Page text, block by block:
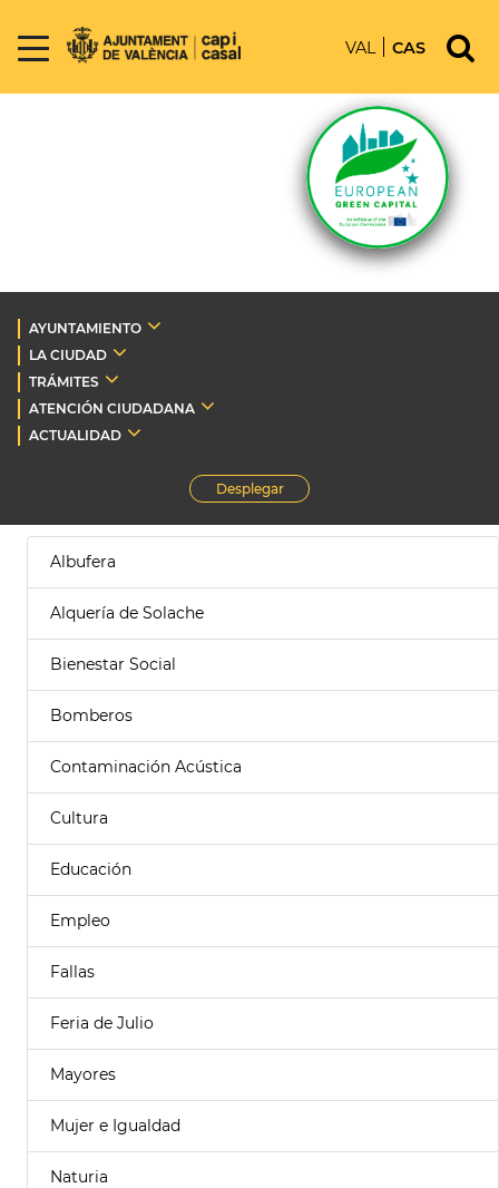
VAL CAS
AYUNTAMIENTO
LA CIUDAD
TRÁMITES
ATENCIÓN CIUDADANA
ACTUALIDAD
Desplegar
Albufera
Alquería de Solache
Bienestar Social
Bomberos
Contaminación Acústica
Cultura
Educación
Empleo
Fallas
Feria de Julio
Mayores
Mujer e Igualdad
Naturia